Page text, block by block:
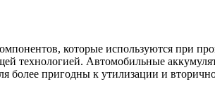
которые используются при
технологией. Автомобильные
более пригодны к утилизации и